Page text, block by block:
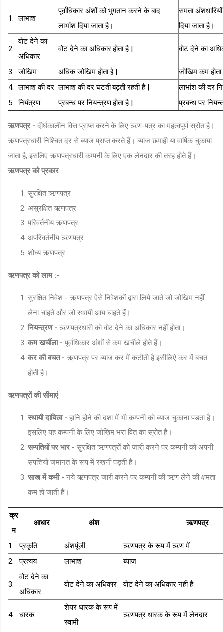
1. लाभांश
पूर्वाधिकार अंशों को भुगतान करने के बाद
लाभांश दिया जाता है।
समता
दिया जाता है।
2.
वोट देने का
अधिकार
वोट देने का अधिकार होता है | वोट देने का
3. जोखिम अधिक जोखिम होता है |
जोखिम कम
4.
लाभांश की दर लाभांश की दर घटती बढ़ती रहती है |
लाभांश की दर
5.
नियंत्रण प्रबन्ध पर नियन्त्रण होता है | प्रबन्ध पर
ऋणपत्र - दीर्घकालीन वित्त प्राप्त करने के लिए ऋण-पत्र का महत्वपूर्ण स्रोत है।
ऋणपत्रधारी निश्चित दर से ब्याज प्राप्त करते हैं। ब्याज छमाही या वार्षिक चुकाया
जाता है, इसलिए ऋणपत्रधारी कम्पनी के लिए एक लेनदार की तरह होते हैं।
ऋणपत्र को प्रकार
सुरक्षित ऋणपत्र
असुरक्षित ऋणपत्र
परिवर्तनीय ऋणपत्र
अपरिवर्तनीय ऋणपत्र
शोध्य ऋणपत्र
ऋणपत्र को लाभ :-
सुरक्षित निवेश - ऋणपत्र ऐसे निवेशकों द्वारा लिये जाते जो जोखिम नहीं
लेना चाहते और जो स्थायी आय चाहते हैं।
नियन्त्रण - ऋणपत्रधारी को वोट देने का अधिकार नहीं होता।
कम खर्चीला - पूर्वाधिकार अंशों से कम खर्चीले होते हैं।
कर की बचत - ऋणपत्र पर ब्याज कर में कटौती है इसीलिऐ कर में बचत
होती है।
ऋणपत्रों की सीमाएं
स्थायी दायित्व - हानि होने की दशा में भी कम्पनी को ब्याज चुकाना पड़ता है।
इसलिए यह कम्पनी के लिए जोखिम भरा वित का स्रोत है।
सम्पतियों पर भार - सुरक्षित ऋणपत्रों को जारी करने पर कम्पनी को अपनी
संपत्तियों जमानत के रूप में रखनी पड़ती है।
साख में कमी - नये ऋणपत्र जारी करने पर कम्पनी की ऋण लेने की क्षमता
कम हो जाती है।
क्र
म
आधार अंश ऋणपत्र
1. प्रकृति अंशपूंजी
ऋणपत्र के रूप में ऋण में
2.
प्रत्यय लाभांश ब्याज
3.
वोट देने का
अधिकार
वोट देने का अधिकार वोट देने का अधिकार नहीं है
4. धारक
शेयर धारक के रूप में
स्वामी
ऋणपत्र धारक के रूप में लेनदार